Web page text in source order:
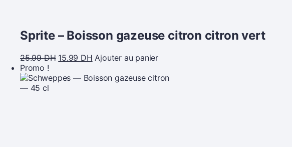
Sprite – Boisson gazeuse citron citron vert
25.99DH 15.99 DH Ajouter au panier
Promo !